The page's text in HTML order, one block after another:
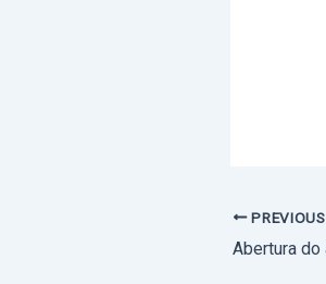
PREVIOUS